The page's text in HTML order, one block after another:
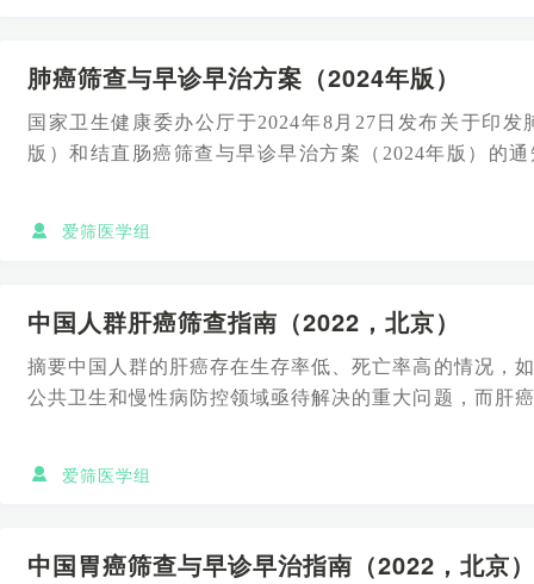
肺癌筛查与早诊早治方案（2024年版）
国家卫生健康委办公厅于2024年8月27日发布关于印
版）和结直肠癌筛查与早诊早治方案（2024年版）的
爱筛医学组
中国人群肝癌筛查指南（2022，北京）
摘要中国人群的肝癌存在生存率低、死亡率高的情况，
公共卫生和慢性病防控领域亟待解决的重大问题，而肝
爱筛医学组
中国胃癌筛查与早诊早治指南（2022，北京）